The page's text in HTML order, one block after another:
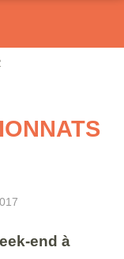
end à